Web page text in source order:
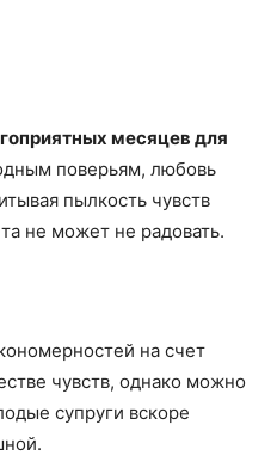
месяцев для
поверьям, любовь
пылкость чувств
не может не радовать.
на счет
чувств, однако можно
супруги вскоре